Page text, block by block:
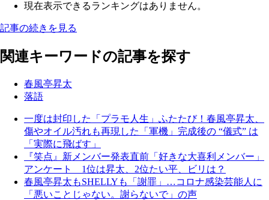
現在表示できるランキングはありません。
記事の続きを見る
関連キーワードの記事を探す
春風亭昇太
落語
一度は封印した「プラモ人生」ふたたび！春風亭昇太、
傷やオイル汚れも再現した「軍機」完成後の “儀式” は
「実際に飛ばす」
『笑点』新メンバー発表直前「好きな大喜利メンバー」
アンケート 1位は昇太、2位たい平、ビリは？
春風亭昇太もSHELLYも「謝罪」…コロナ感染芸能人に
「悪いことじゃない。謝らないで」の声